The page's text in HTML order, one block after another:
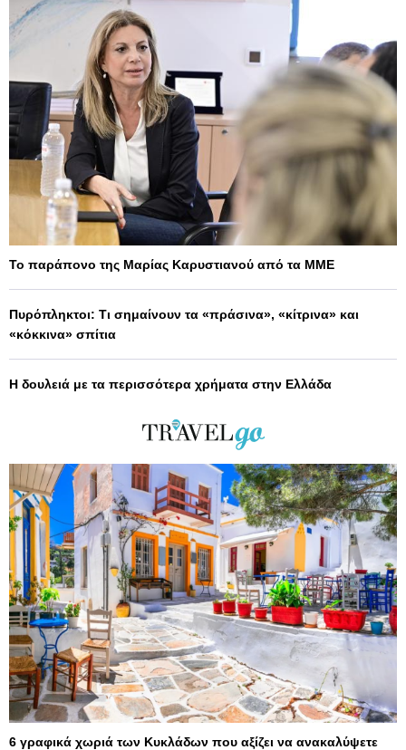
Το παράπονο της Μαρίας Καρυστιανού από τα ΜΜΕ
Πυρόπληκτοι: Τι σημαίνουν τα «πράσινα», «κίτρινα» και
«κόκκινα» σπίτια
Η δουλειά με τα περισσότερα χρήματα στην Ελλάδα
6 γραφικά χωριά των Κυκλάδων που αξίζει να ανακαλύψετε